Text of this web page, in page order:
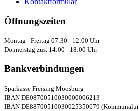
Öffnungszeiten
Montag - Freitag 07:30 - 12:00 Uhr
Donnerstag zus. 14:00 - 18:00 Uhr
Bankverbindungen
Sparkasse Freising Moosburg
IBAN DE08700510030000006213
IBAN DE88700510030025350679